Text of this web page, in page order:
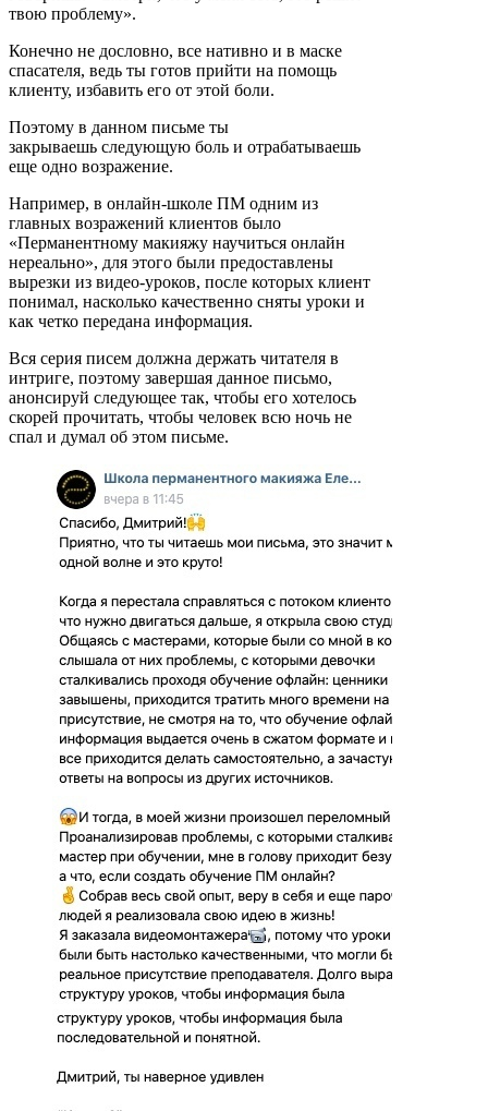
твою проблему».
Конечно не дословно, все нативно и в маске
спасателя, ведь ты готов прийти на помощь
клиенту, избавить его от этой боли.
Поэтому в данном письме ты
закрываешь следующую боль и отрабатываешь
еще одно возражение.
Например, в онлайн-школе ПМ одним из
главных возражений клиентов было
«Перманентному макияжу научиться онлайн
нереально», для этого были предоставлены
вырезки из видео-уроков, после которых клиент
понимал, насколько качественно сняты уроки и
как четко передана информация.
Вся серия писем должна держать читателя в
интриге, поэтому завершая данное письмо,
анонсируй следующее так, чтобы его хотелось
скорей прочитать, чтобы человек всю ночь не
спал и думал об этом письме.